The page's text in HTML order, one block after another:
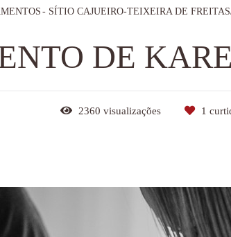
SÍTIO CAJUEIRO-TEIXEIRA DE
DE
2360 visualizações 1